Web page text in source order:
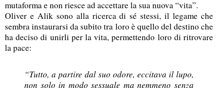
mutaforma e non riesce ad accettare la sua nuova “vita”.
Oliver e Alik sono alla ricerca di sé stessi, il legame che
sembra instaurarsi da subito tra loro è quello del destino che
ha deciso di unirli per la vita, permettendo loro di ritrovare
la pace:
“Tutto, a partire dal suo odore, eccitava il lupo,
non solo in modo sessuale ma nemmeno senza